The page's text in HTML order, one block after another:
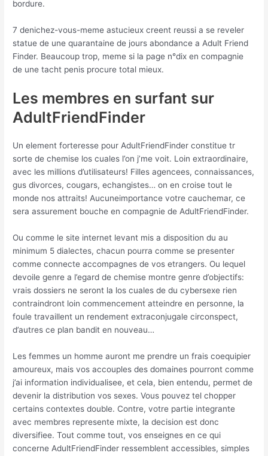
bordure.
7 denichez-vous-meme astucieux creent reussi a se reveler
statue de une quarantaine de jours abondance a Adult Friend
Finder. Beaucoup trop, meme si la page n°dix en compagnie
de une tacht penis procure total mieux.
Les membres en surfant sur
AdultFriendFinder
Un element forteresse pour AdultFriendFinder constitue tr
sorte de chemise los cuales l’on j’me voit. Loin extraordinaire,
avec les millions d’utilisateurs! Filles agencees, connaissances,
gus divorces, cougars, echangistes… on en croise tout le
monde nos attraits! Aucuneimportance votre cauchemar, ce
sera assurement bouche en compagnie de AdultFriendFinder.
Ou comme le site internet levant mis a disposition du au
minimum 5 dialectes, chacun pourra comme se presenter
comme connecte accompagnes de vos etrangers. Ou lequel
devoile genre a l’egard de chemise montre genre d’objectifs:
vrais dossiers ne seront la los cuales de du cybersexe rien
contraindront loin commencement atteindre en personne, la
foule travaillent un rendement extraconjugale circonspect,
d’autres ce plan bandit en nouveau…
Les femmes un homme auront me prendre un frais coequipier
amoureux, mais vos accouples des domaines pourront comme
j’ai information individualisee, et cela, bien entendu, permet de
devenir la distribution vos sexes. Vous pouvez tel chopper
certains contextes double. Contre, votre partie integrante
avec membres represente mixte, la decision est donc
diversifiee. Tout comme tout, vos enseignes en ce qui
concerne AdultFriendFinder ressemblent accessibles, simples